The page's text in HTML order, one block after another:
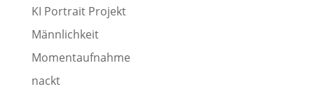
KI Portrait Projekt
Männlichkeit
Momentaufnahme
nackt